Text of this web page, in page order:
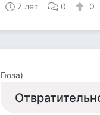
7 лет 0 0
Гюза)